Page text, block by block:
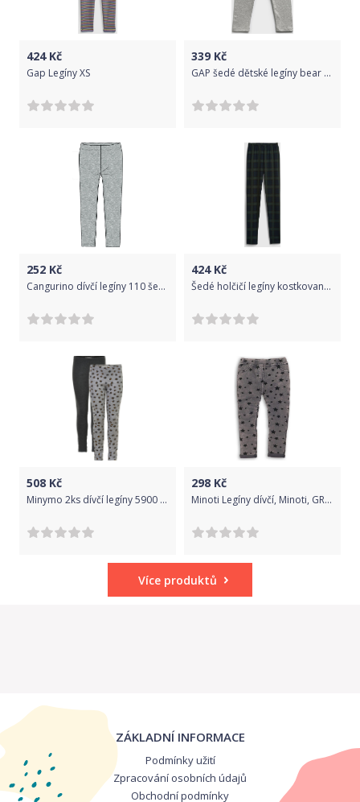
424Kč
Gap Legíny XS
339 Kč
GAP šedé dětské legíny bear - 12-18M
252 Kč
Cangurino dívčí legíny 110 šedá
424Kč
Šedé holčičí legíny kostkované organic GAP - 116-128
508 Kč
Minymo 2ks dívčí legíny 5900 - 131 Velikost: 104
298 Kč
Minoti Legíny dívčí, Minoti, GRUNGE 2, šedá - 98/104
Více produktů
ZÁKLADNÍ INFORMACE
Podmínky užití
Zpracování osobních údajů
Obchodní podmínky